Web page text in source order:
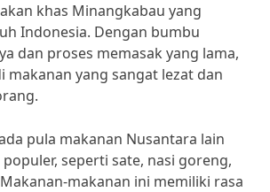
khas Minangkabau yang
Indonesia. Dengan bumbu
dan proses memasak yang lama,
makanan yang sangat lezat dan
pula makanan Nusantara lain
seperti sate, nasi goreng,
makanan ini memiliki rasa